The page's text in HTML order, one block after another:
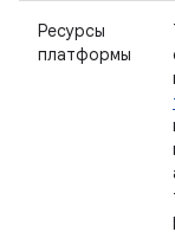
Ресурсы
платформы